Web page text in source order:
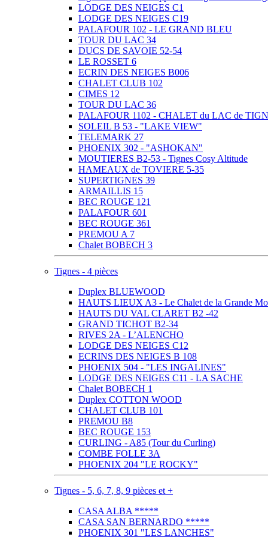
LODGE DES NEIGES C1
LODGE DES NEIGES C19
PALAFOUR 102 - LE GRAND BLEU
TOUR DU LAC 34
DUCS DE SAVOIE 52-54
LE ROSSET 6
ECRIN DES NEIGES B006
CHALET CLUB 102
CIMES 12
TOUR DU LAC 36
PALAFOUR 1102 - CHALET du LAC de
SOLEIL B 53 - "LAKE VIEW"
TELEMARK 27
PHOENIX 302 - "ASHOKAN"
MOUTIERES B2-53 - Tignes Cosy Altitude
HAMEAUX de TOVIERE 5-35
SUPERTIGNES 39
ARMAILLIS 15
BEC ROUGE 121
PALAFOUR 601
BEC ROUGE 361
PREMOU A 7
Chalet BOBECH 3
Tignes - 4 pièces
Duplex BLUEWOOD
HAUTS LIEUX A3 - Le Chalet de la Grande
HAUTS DU VAL CLARET B2 -42
GRAND TICHOT B2-34
RIVES 2A - L’ALENCHO
LODGE DES NEIGES C12
ECRINS DES NEIGES B 108
PHOENIX 504 - "LES INGALINES"
LODGE DES NEIGES C11 - LA SACHE
Chalet BOBECH 1
Duplex COTTON WOOD
CHALET CLUB 101
PREMOU B8
BEC ROUGE 153
CURLING - A85 (Tour du Curling)
COMBE FOLLE 3A
PHOENIX 204 "LE ROCKY"
Tignes - 5, 6, 7, 8, 9 pièces et +
CASA ALBA *****
CASA SAN BERNARDO *****
PHOENIX 301 "LES LANCHES"